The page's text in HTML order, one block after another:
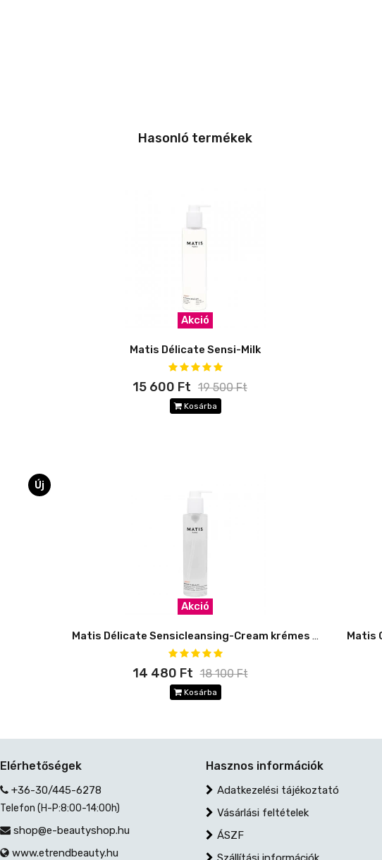
Hasonló termékek
Akció
Matis Délicate Sensi-Milk
15 600 Ft 19 500 Ft
Kosárba
Új
Akció
Matis Délicate Sensicleansing-Cream krémes lemosó
14 480 Ft 18 100 Ft
Kosárba
Elérhetőségek
+36-30/445-6278
Telefon (H-P:8:00-14:00h)
shop@e-beautyshop.hu
www.etrendbeauty.hu
Hasznos információk
Adatkezelési tájékoztató
Vásárlási feltételek
ÁSZF